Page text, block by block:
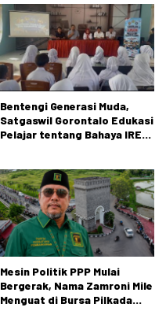
Bentengi Generasi Muda,
Satgaswil Gorontalo Edukasi
Pelajar tentang Bahaya IRET,
Mesin Politik PPP Mulai
Bergerak, Nama Zamroni Mile
Menguat di Bursa Pilkada